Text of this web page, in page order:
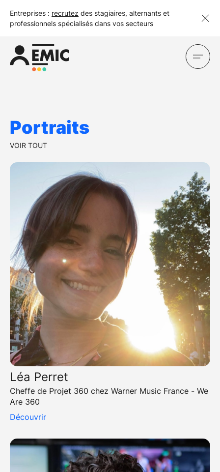
Entreprises : recrutez des stagiaires, alternants et
professionnels spécialisés dans vos secteurs
Portraits
VOIR TOUT
Léa Perret
Cheffe de Projet 360 chez Warner Music France - We
Are 360
Découvrir